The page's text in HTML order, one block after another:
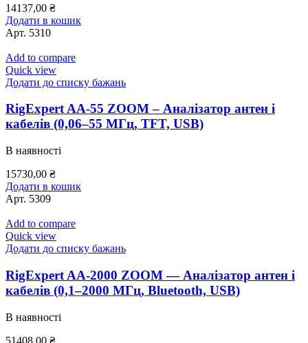
14137,00 ₴
Додати в кошик
Арт. 5310
Add to compare
Quick view
Додати до списку бажань
RigExpert AA-55 ZOOM – Аналізатор антен і
кабелів (0,06–55 МГц, TFT, USB)
В наявності
15730,00 ₴
Додати в кошик
Арт. 5309
Add to compare
Quick view
Додати до списку бажань
RigExpert AA-2000 ZOOM — Аналізатор антен і
кабелів (0,1–2000 МГц, Bluetooth, USB)
В наявності
51408,00 ₴